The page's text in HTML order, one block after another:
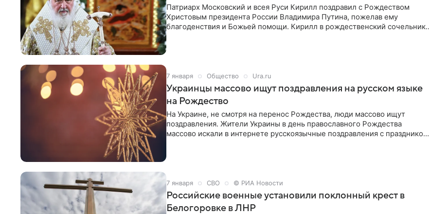
Патриарх Московский и всея Руси Кирилл поздравил с Рождеством
Христовым президента России Владимира Путина, пожелав ему
благоденствия и Божьей помощи. Кирилл в рождественский сочельник
7 января Общество Ura.ru
Украинцы массово ищут поздравления на русском языке
на Рождество
На Украине, не смотря на перенос Рождества, люди массово ищут
поздравления. Жители Украины в день православного Рождества
массово искали в интернете русскоязычные поздравления с праздником,
7 января СВО © РИА Новости
Российские военные установили поклонный крест в
Белогоровке в ЛНР